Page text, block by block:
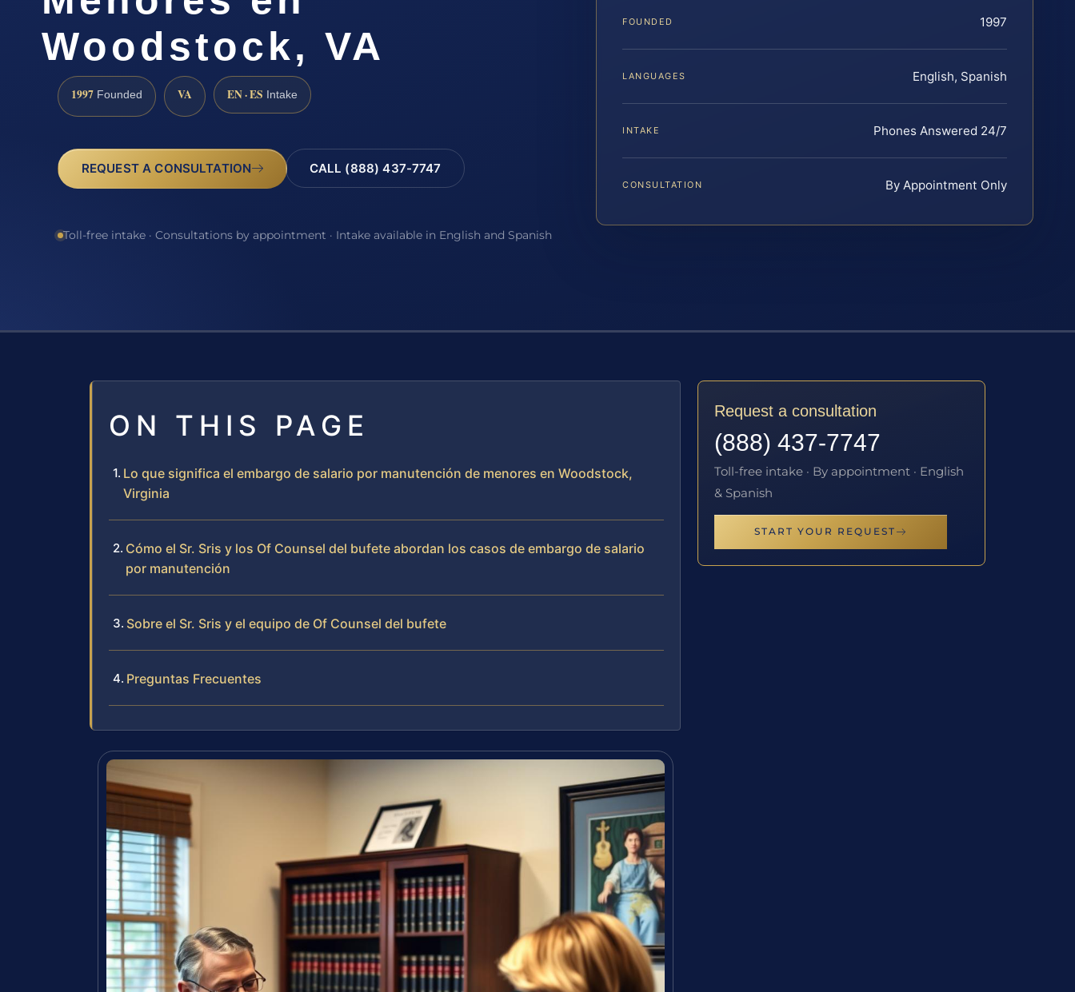
Woodstock, VA
1997 Founded VA EN · ES Intake
REQUEST A CONSULTATION CALL (888) 437-7747
Toll-free intake · Consultations by appointment · Intake available in English and Spanish
FOUNDED 1997
LANGUAGES English, Spanish
INTAKE Phones Answered 24/7
CONSULTATION By Appointment Only
ON THIS PAGE
Lo que significa el embargo de salario por manutención de menores en Woodstock,
Virginia
Cómo el Sr. Sris y los Of Counsel del bufete abordan los casos de embargo de salario
por manutención
Sobre el Sr. Sris y el equipo de Of Counsel del bufete
Preguntas Frecuentes
Request a consultation
(888) 437-7747
Toll-free intake · By appointment · English
& Spanish
START YOUR REQUEST